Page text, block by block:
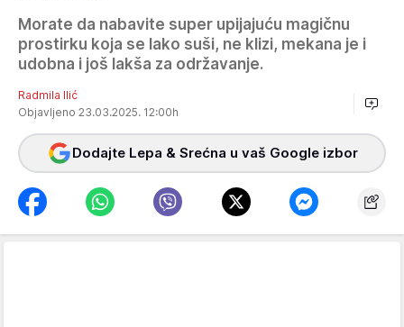
Morate da nabavite super upijajuću magičnu
prostirku koja se lako suši, ne klizi, mekana je i
udobna i još lakša za održavanje.
Radmila Ilić
Objavljeno 23.03.2025. 12:00h
Dodajte Lepa & Srećna u vaš Google izbor